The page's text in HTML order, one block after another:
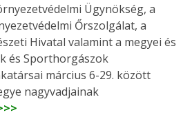
Ügynökség, a
Őrszolgálat, a
Hivatal valamint a megyei és
és Sporthorgászok
március 6-29. között
nagyvadjainak